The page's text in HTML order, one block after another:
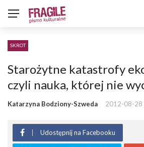
SKROT
Starożytne katastrofy
czyli nauka, której nie
Katarzyna Bodziony-Szweda 2012-08-28
Udostępnij na Facebooku